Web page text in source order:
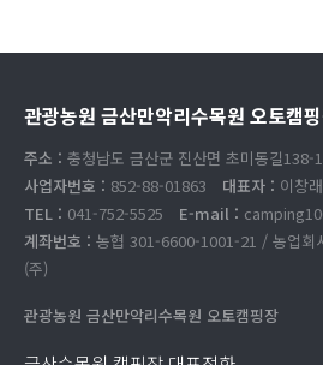
관광농원 금산만악리수목원 오토캠
주소 : 충청남도 금산군 진산면 초미동길138-
사업자번호 : 852-88-01863 대표자 : 이창래
TEL : 041-752-5525 E-mail :
계좌번호 : 농협 301-6600-1001-21 / 농업회
(주)
관광농원 금산만악리수목원 오토캠핑장